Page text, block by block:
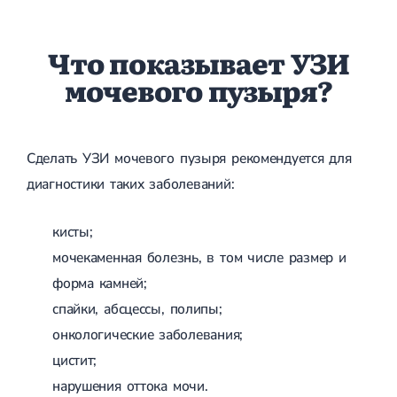
Мерцательная аритмия
Экстрасистолическая аритмия
Стенокардия
Вазоспастическая стенокардия
Кардиология при ведении беременности
Гипертония
Терапия
Камни в желчном пузыре
Панкреатит
Реактивный панкреатит
Острый панкреатит
Хронический панкреатит
Холецистит
Бескаменный холецистит
Что показывает УЗИ
мочевого пузыря?
Сделать УЗИ мочевого пузыря рекомендуется для
диагностики таких заболеваний:
кисты;
мочекаменная болезнь, в том числе размер и
форма камней;
спайки, абсцессы, полипы;
онкологические заболевания;
цистит;
нарушения оттока мочи.